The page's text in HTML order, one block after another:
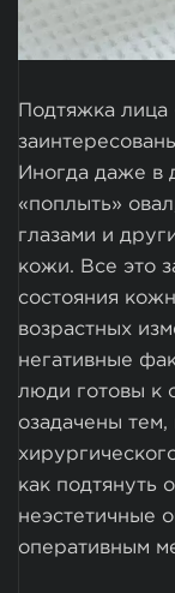
Подтяжка
Иногда даже в
«поплыть»
глазами и
кожи. Все это
состояния
возрастных
негативные
люди готовы к
озадачены
как подтянуть
неэстетичные
оперативным